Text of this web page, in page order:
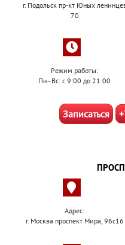
г. Подольск пр-кт Юных
70
Режим работы:
Пн–Вс: с 9:00 до 21:00
Записаться
Адрес:
г. Москва проспект Мира, 96с16